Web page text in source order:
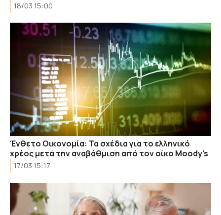
18/03 15:00
Ένθετο Οικονομία: Τα σχέδια για το ελληνικό
χρέος μετά την αναβάθμιση από τον οίκο Moody’s
17/03 15:17